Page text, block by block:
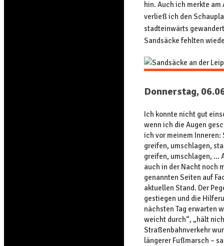
hin. Auch ich merkte am
verließ ich den
stadteinwärts
Sandsäcke fehlten
Donnerstag,
Ich konnte nicht gut
wenn ich die Augen
ich vor meinem Inneren:
greifen, umschlagen,
greifen, umschlagen, …
auch in der Nacht noch
genannten Seiten auf
aktuellen Stand. Der
gestiegen und die
nächsten Tag erwarten
weicht durch“, „hält
Straßenbahnverkehr
längerer Fußmarsch –